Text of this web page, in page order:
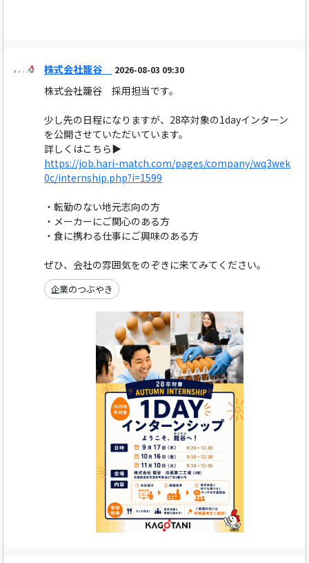
株式会社籠谷 2026-08-03 09:30
株式会社籠谷 採用担当です。
少し先の日程になりますが、28卒対象の1dayインターン
を公開させていただいています。
詳しくはこちら▶
https://job.hari-match.com/pages/company/wq3wek
0c/internship.php?i=1599
・転勤のない地元志向の方
・メーカーにご関心のある方
・食に携わる仕事にご興味のある方
ぜひ、会社の雰囲気をのぞきに来てみてください。
企業のつぶやき